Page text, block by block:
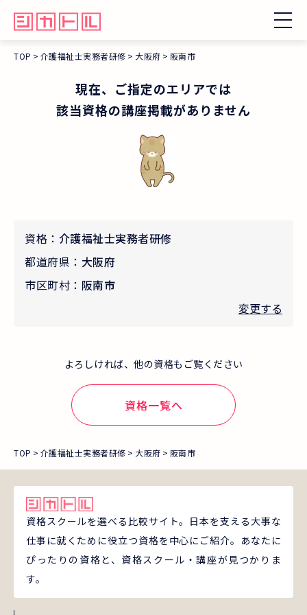
TOP 介護福祉士実務者研修 大阪府 阪南市
現在、ご指定のエリアでは
該当資格の講座掲載がありません
資格： 介護福祉士実務者研修
都道府県： 大阪府
市区町村： 阪南市
変更する
よろしければ、他の資格もご覧ください
資格一覧へ
TOP 介護福祉士実務者研修 大阪府 阪南市
資格スクールを選べる比較サイト。日本を支える大事な
仕事に就くために役立つ資格を中心にご紹介。あなたに
ぴったりの資格と、資格スクール・講座が見つかりま
す。